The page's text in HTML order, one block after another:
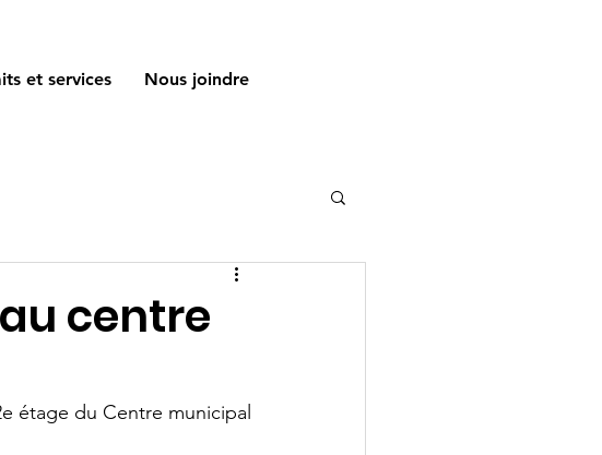
et services Nous joindre
centre
étage du Centre municipal